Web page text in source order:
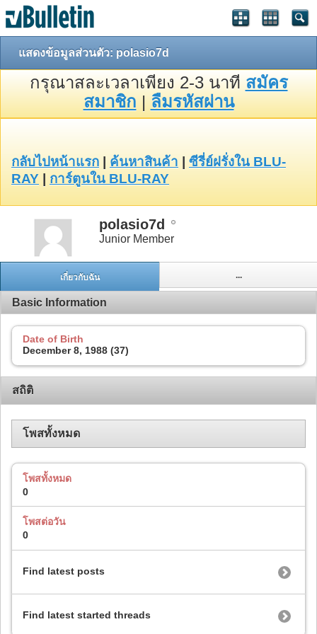
แสดงข้อมูลส่วนตัว: polasio7d
กรุณาสละเวลาเพียง 2-3 นาที สมัคร
สมาชิก | ลืมรหัสผ่าน
กลับไปหน้าแรก ค้นหาสินค้า
ซีรี่ย์ฝรั่งใน BLU-
RAY
การ์ตูนใน BLU-RAY
polasio7d
Junior Member
เกี่ยวกับฉัน ...
Basic Information
Date of Birth
December 8, 1988 (37)
สถิติ
โพสทั้งหมด
โพสทั้งหมด
0
โพสต่อวัน
0
Find latest posts
Find latest started threads